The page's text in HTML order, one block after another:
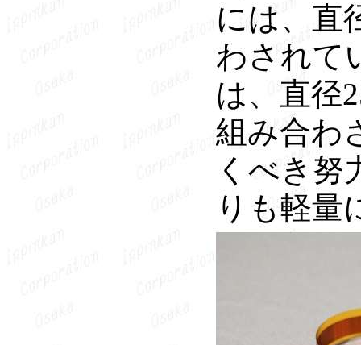
には、直
わされて
は、直径
組み合わ
くべき努
りも軽量